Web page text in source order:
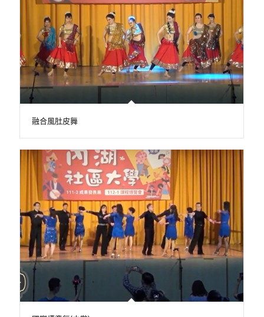
融合風肚皮舞